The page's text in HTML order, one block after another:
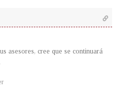
asesores, cree que se continuará